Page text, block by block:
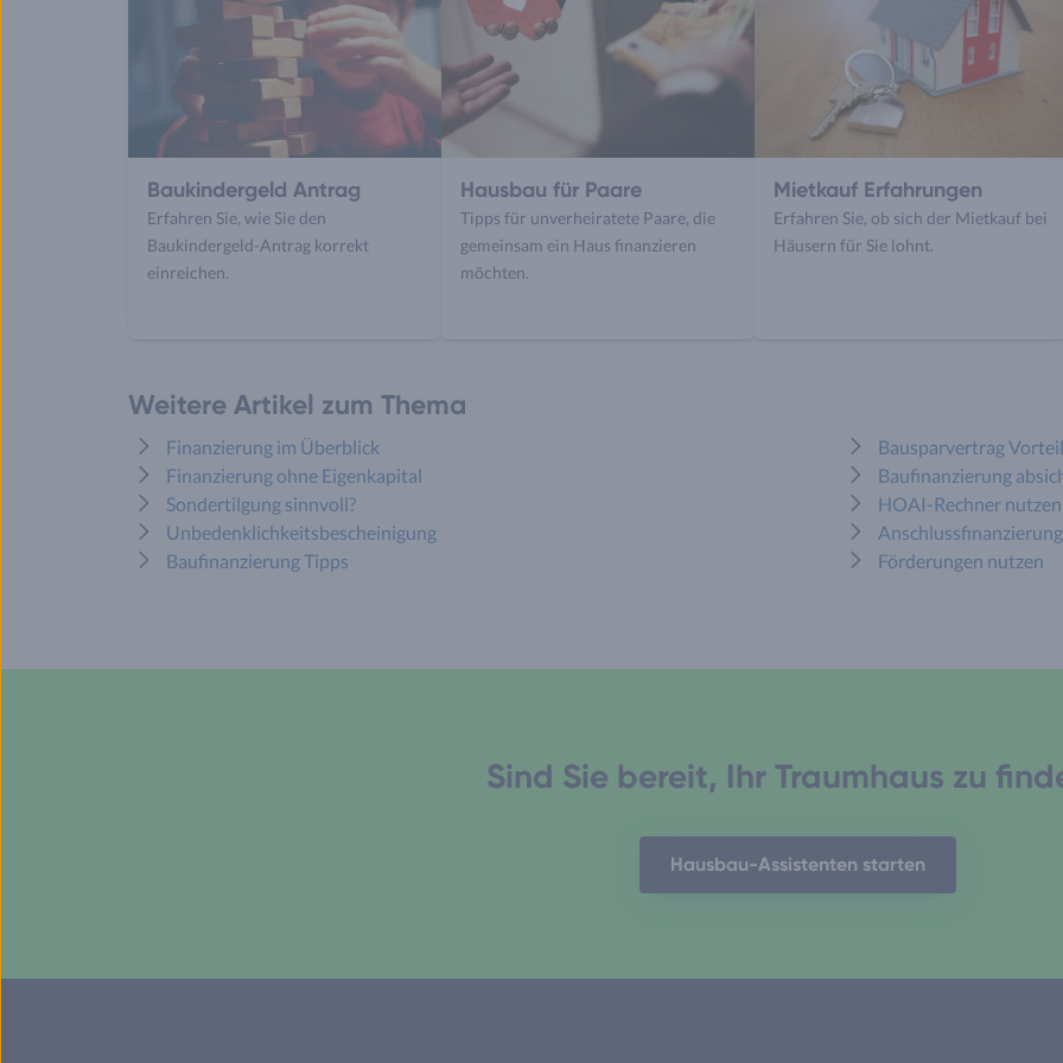
Baukindergeld Antrag
Erfahren Sie, wie Sie den
Baukindergeld-Antrag korrekt
einreichen.
Hausbau für Paare
Tipps für unverheiratete Paare, die
gemeinsam ein Haus finanzieren
möchten.
Mietkauf Erfahrungen
Erfahren Sie, ob sich der Mietkauf bei
Häusern für Sie lohnt.
Weitere Artikel zum Thema
Finanzierung im Überblick
Finanzierung ohne Eigenkapital
Sondertilgung sinnvoll?
Unbedenklichkeitsbescheinigung
Baufinanzierung Tipps
Bausparvertrag
Baufinanzierung
HOAI-Rechner nutzen
Förderungen nutzen
Sind Sie bereit, Ihr Traumhaus zu
Hausbau-Assistenten starten